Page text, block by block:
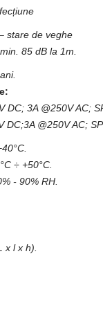
de veghe
85 dB la 1m.
DC; 3A @250V AC;
DC;3A @250V AC;
÷ +50°C.
- 90% RH.
x l x h).